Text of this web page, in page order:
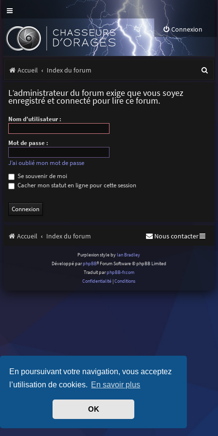
En poursuivant votre navigation, vous acceptez
l’utilisation de cookies. En savoir plus
OK
Connexion
Accueil Index du forum
L’administrateur du forum exige que vous soyez
enregistré et connecté pour lire ce forum.
Nom d’utilisateur :
Mot de passe :
J’ai oublié mon mot de passe
Se souvenir de moi
Cacher mon statut en ligne pour cette session
Accueil Index du forum Nous contacter
Purplexion style by Ian Bradley
Développé parphpBB® Forum Software © phpBB Limited
Traduit parphpBB-fr.com
Confidentialité |Conditions